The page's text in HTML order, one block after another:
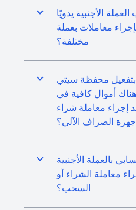
الأجنبية يدويًا
معاملات بعملة
مختلفة؟
محفظة سيتي
أموال كافية في
إجراء معاملة شراء
الصراف الآلي؟
بالعملة الأجنبية
معاملة الشراء أو
السحب؟